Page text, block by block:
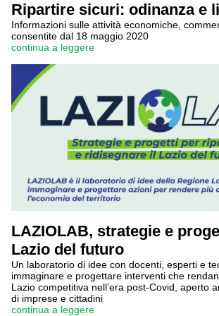
Ripartire sicuri: odinanza e
Informazioni sulle attività economiche,
consentite dal 18 maggio 2020
continua a leggere
LAZIOLAB, strategie e
Lazio del futuro
Un laboratorio di idee con docenti, esperti e
immaginare e progettare interventi che
Lazio competitiva nell’era post-Covid, aperto
di imprese e cittadini
continua a leggere